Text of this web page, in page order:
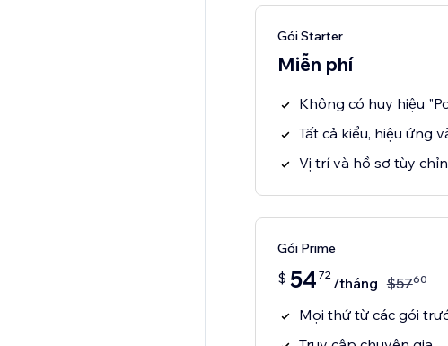
Gói Starter
Miễn phí
Không có huy hiệu
Tất cả kiểu, hiệu ứng
Vị trí và hồ sơ tùy
Gói Prime
$ 54 72 /tháng $5760
Mọi thứ từ các gói